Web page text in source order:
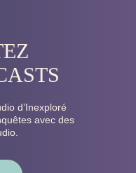
d’Inexploré
avec des